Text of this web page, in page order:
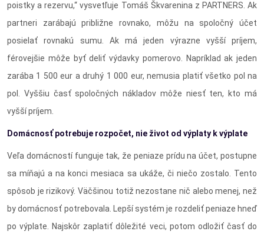
poistky a rezervu,“ vysvetľuje Tomáš Škvarenina z PARTNERS. Ak
partneri zarábajú približne rovnako, môžu na spoločný účet
posielať rovnakú sumu. Ak má jeden výrazne vyšší príjem,
férovejšie môže byť deliť výdavky pomerovo. Napríklad ak jeden
zarába 1 500 eur a druhý 1 000 eur, nemusia platiť všetko pol na
pol. Vyššiu časť spoločných nákladov môže niesť ten, kto má
vyšší príjem.
Domácnosť potrebuje rozpočet, nie život od výplaty k výplate
Veľa domácností funguje tak, že peniaze prídu na účet, postupne
sa míňajú a na konci mesiaca sa ukáže, či niečo zostalo. Tento
spôsob je rizikový. Väčšinou totiž nezostane nič alebo menej, než
by domácnosť potrebovala. Lepší systém je rozdeliť peniaze hneď
po výplate. Najskôr zaplatiť dôležité veci, potom odložiť časť do